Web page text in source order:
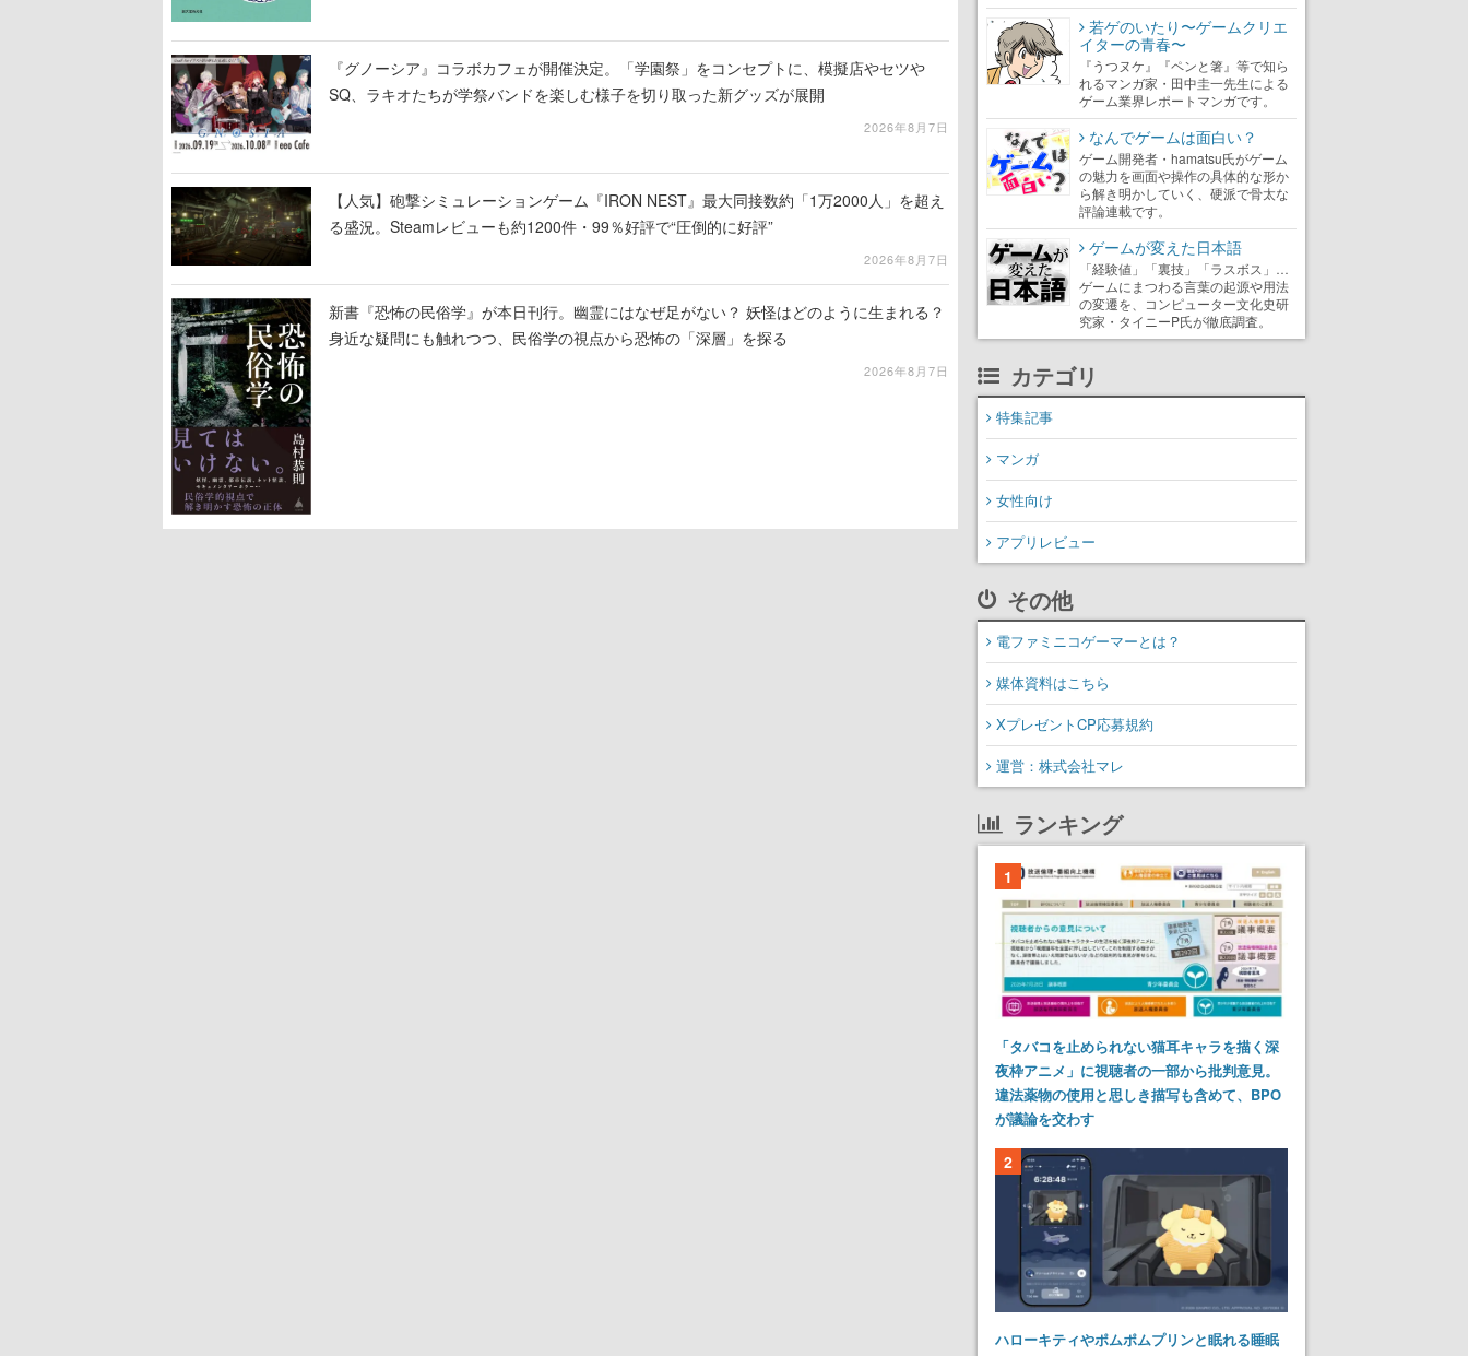
『グノーシア』コラボカフェが開催決定。「学園祭」をコンセプトに、模擬店やセツや
SQ、ラキオたちが学祭バンドを楽しむ様子を切り取った新グッズが展開
2026年8月7日
【人気】砲撃シミュレーションゲーム『IRON NEST』最大同接数約「1万2000人」を超え
る盛況。Steamレビューも約1200件・99％好評で“圧倒的に好評”
2026年8月7日
新書『恐怖の民俗学』が本日刊行。幽霊にはなぜ足がない？ 妖怪はどのように生まれる？
身近な疑問にも触れつつ、民俗学の視点から恐怖の「深層」を探る
2026年8月7日
若ゲのいたり〜ゲームクリエ
イターの青春〜
『うつヌケ』『ペンと箸』等で知ら
れるマンガ家・田中圭一先生による
ゲーム業界レポートマンガです。
なんでゲームは面白い？
ゲーム開発者・hamatsu氏がゲーム
の魅力を画面や操作の具体的な形か
ら解き明かしていく、硬派で骨太な
評論連載です。
ゲームが変えた日本語
「経験値」「裏技」「ラスボス」…
ゲームにまつわる言葉の起源や用法
の変遷を、コンピューター文化史研
究家・タイニーP氏が徹底調査。
カテゴリ
特集記事
マンガ
女性向け
アプリレビュー
その他
電ファミニコゲーマーとは？
媒体資料はこちら
XプレゼントCP応募規約
運営：株式会社マレ
ランキング
1
「タバコを止められない猫耳キャラを描く深
夜枠アニメ」に視聴者の一部から批判意見。
違法薬物の使用と思しき描写も含めて、BPO
が議論を交わす
2
ハローキティやポムポムプリンと眠れる睡眠